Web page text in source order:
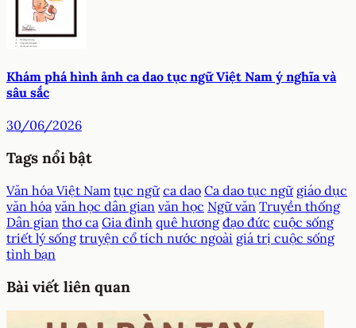
Khám phá hình ảnh ca dao tục ngữ Việt Nam ý nghĩa và
sâu sắc
30/06/2026
Tags nổi bật
Văn hóa Việt Nam tục ngữ ca dao Ca dao tục ngữ giáo dục
văn hóa văn học dân gian văn học Ngữ văn Truyền thống
Dân gian thơ ca Gia đình quê hương đạo đức cuộc sống
triết lý sống truyện cổ tích nước ngoài giá trị cuộc sống
tình bạn
Bài viết liên quan